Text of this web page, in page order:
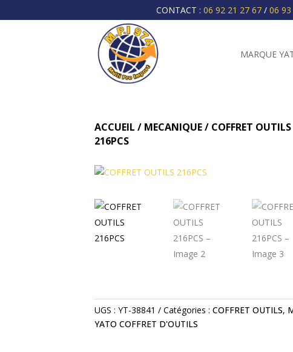
CONTACT :06 92 21 27 67 /06
MARQUE
ACCUEIL / MECANIQUE/ COFFRET OUTILS
216PCS
UGS : YT-38841 Catégories : COFFRET OUTILS,
YATO COFFRET D'OUTILS